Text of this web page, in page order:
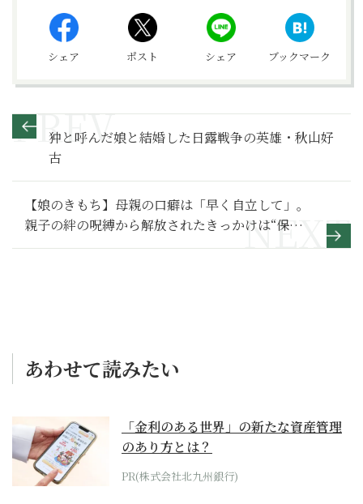
シェア ポスト シェア ブックマーク
狆と呼んだ娘と結婚した日露戦争の英雄・秋山好
古
【娘のきもち】母親の口癖は「早く自立して」。
親子の絆の呪縛から解放されたきっかけは“保証
人”～その２～
あわせて読みたい
「金利のある世界」の新たな資産管理
のあり方とは？
PR(株式会社北九州銀行)